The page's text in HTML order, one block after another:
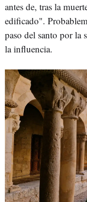
antes de, tras la
edificado".
paso del santo por la
la influencia.